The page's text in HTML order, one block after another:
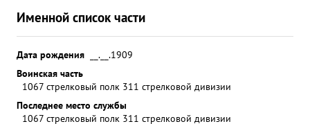
Именной список части
Дата рождения
__.__.1909
Воинская часть
1067 стрелковый полк 311 стрелковой дивизии
Последнее место службы
1067 стрелковый полк 311 стрелковой дивизии